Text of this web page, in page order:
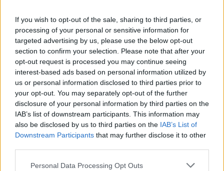
If you wish to opt-out of the sale, sharing to third parties, or
processing of your personal or sensitive information for
targeted advertising by us, please use the below opt-out
section to confirm your selection. Please note that after your
opt-out request is processed you may continue seeing
interest-based ads based on personal information utilized by
us or personal information disclosed to third parties prior to
your opt-out. You may separately opt-out of the further
disclosure of your personal information by third parties on the
IAB’s list of downstream participants. This information may
also be disclosed by us to third parties on the IAB’s List of
Downstream Participants that may further disclose it to other
Personal Data Processing Opt Outs
Komentaras
Sutinku sutaisyklėmis
This site is protected by
reCAPTCHA and the Google